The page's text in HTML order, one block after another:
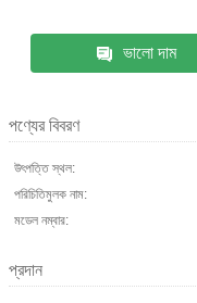
ভালো দাম
পণ্যের বিবরণ
উৎপত্তি স্থল:
পরিচিতিমুলক নাম:
মডেল নম্বার:
প্রদান